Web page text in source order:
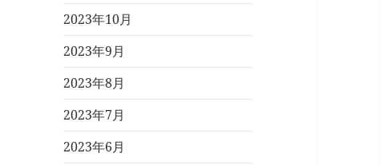
2023年10月
2023年9月
2023年8月
2023年7月
2023年6月